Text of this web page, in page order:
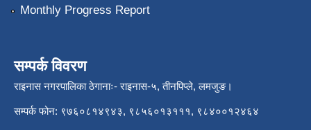
Monthly Progress Report
सम्पर्क विवरण
राइनास नगरपालिका ठेगानाः- राइनास-५, तीनपिप्ले, लमजुङ।
सम्पर्क फोन: ९७६०८१४९४३, ९८५६०१३१११, ९८४००१२४६४